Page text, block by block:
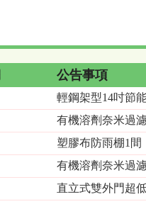
公告事項
輕鋼架型14吋節
有機溶劑奈米過
塑膠布防雨棚1間
有機溶劑奈米過
直立式雙外門超